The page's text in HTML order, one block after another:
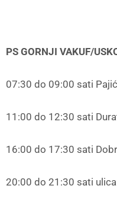
PS GORNJI VAKUF/
07:30 do 09:00 sati
11:00 do 12:30 sati
16:00 do 17:30 sati
20:00 do 21:30 sati